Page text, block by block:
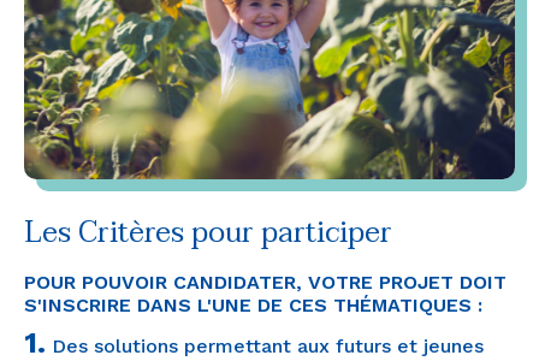
Les Critères pour participer
POUR POUVOIR CANDIDATER, VOTRE PROJET DOIT
S'INSCRIRE DANS L'UNE DE CES THÉMATIQUES :
1. Des solutions permettant aux futurs et jeunes